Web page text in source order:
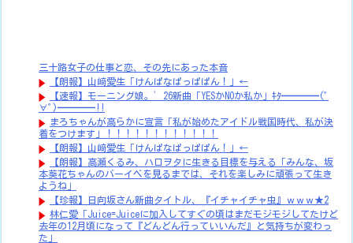
三十路女子の仕事と恋、その先にあった本音
【朗報】山﨑愛生「けんぱなぱっぱぱん！」←
【速報】モーニング娘。’26新曲「YESかNOか私か」ｷﾀ━━━━(ﾟ
∀ﾟ)━━━━!!
まろちゃんが高らかに宣言「私が始めたアイドル戦国時代、私が決
着をつけます」！！！！！！！！！！！！
【朗報】山﨑愛生「けんぱなぱっぱぱん！」←
【朗報】高瀬くるみ、ハロヲタに生きる目標を与える「みんな、坂
本葵花ちゃんのバーイベを見るまでは、それを楽しみに頑張って生き
ようね」
【珍報】日向坂さん新曲タイトル、『イチャイチャ虫』ｗｗｗ★2
林仁愛「Juice=Juiceに加入してすぐの頃はまだモジモジしてたけど
去年の12月頃になって『どんどん行っていいんだ』と気持ちが変わっ
た」